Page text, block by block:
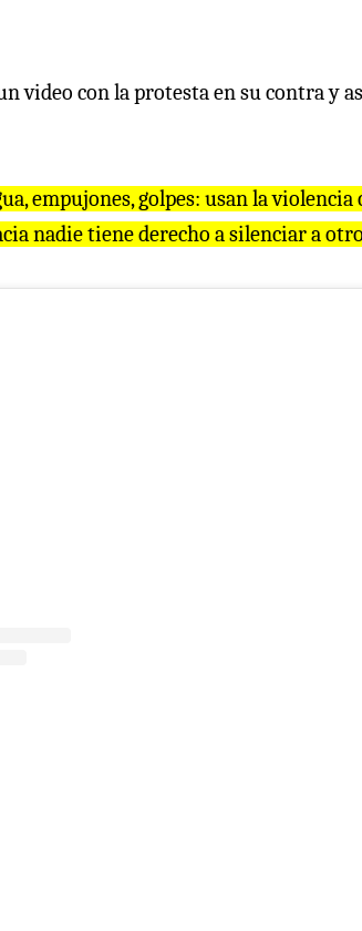
video con la protesta en su contra y
empujones, golpes: usan la
nadie tiene derecho a silenciar a